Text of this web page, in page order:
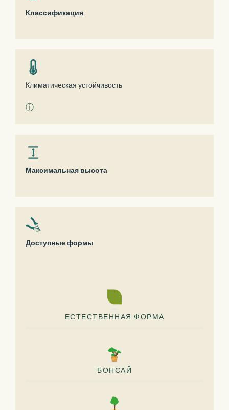
Классификация
Климатическая устойчивость
ⓘ
Максимальная высота
Доступные формы
ЕСТЕСТВЕННАЯ ФОРМА
БОНСАЙ